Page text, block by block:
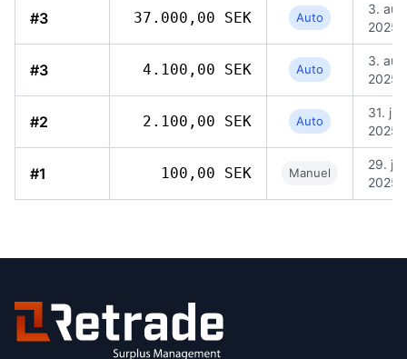
#3 37.000,00 SEK Auto
3.
2025,
#3 4.100,00 SEK Auto
3.
2025,
#2 2.100,00 SEK Auto
31. jul.
2025,
#1 100,00 SEK Manuel
29. jul.
2025,